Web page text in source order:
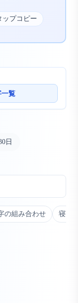
ップコピー
覧
日
の組み合わせ 寝る